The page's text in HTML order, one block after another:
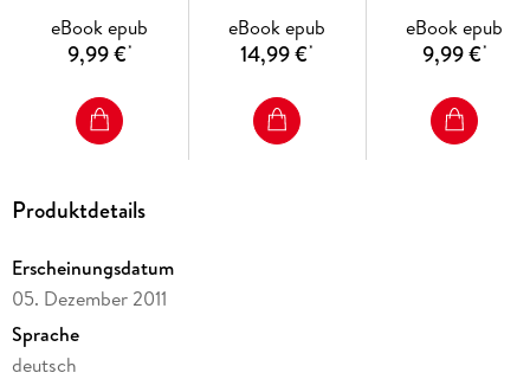
eBook epub
9,99 €*
eBook epub
14,99 €*
eBook epub
9,99 €*
Produktdetails
Erscheinungsdatum
05. Dezember 2011
Sprache
deutsch